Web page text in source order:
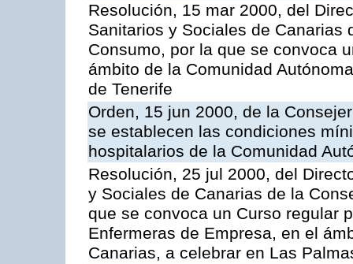
Resolución, 15 mar 2000, del
Sanitarios y Sociales de Canarias
Consumo, por la que se convoca
ámbito de la Comunidad
de Tenerife
Orden, 15 jun 2000, de la
se establecen las condiciones
hospitalarios de la Comunidad
Resolución, 25 jul 2000, del
y Sociales de Canarias de la
que se convoca un Curso regular
Enfermeras de Empresa, en el
Canarias, a celebrar en Las